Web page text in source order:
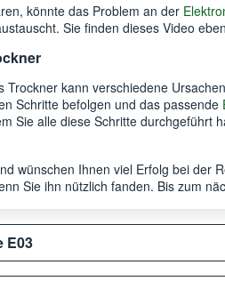
könnte das Problem an der
Sie finden dieses Video
kann verschiedene
Schritte befolgen und das passende
Sie alle diese Schritte durchgeführt
wünschen Ihnen viel Erfolg bei der
Sie ihn nützlich fanden. Bis zum
E03